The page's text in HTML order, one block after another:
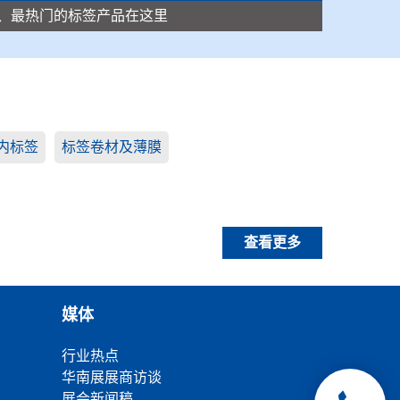
最热门的标签产品在这里
标签 标签卷材及薄膜
查看更多
媒体
行业热点
华南展展商访谈